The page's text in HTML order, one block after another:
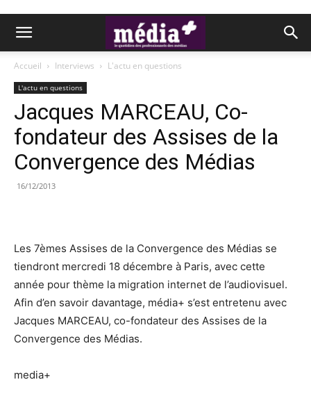
Accueil Interviews L'actu en questions
L'actu en questions
Jacques MARCEAU, Co-
fondateur des Assises de la
Convergence des Médias
16/12/2013
Les 7èmes Assises de la Convergence des Médias se
tiendront mercredi 18 décembre à Paris, avec cette
année pour thème la migration internet de l’audiovisuel.
Afin d’en savoir davantage, média+ s’est entretenu avec
Jacques MARCEAU, co-fondateur des Assises de la
Convergence des Médias.
media+